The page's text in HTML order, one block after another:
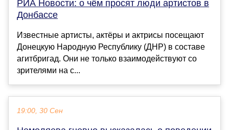
РИА Новости: о чём просят люди артистов в
Донбассе
Известные артисты, актёры и актрисы посещают
Донецкую Народную Республику (ДНР) в составе
агитбригад. Они не только взаимодействуют со
зрителями на с...
19:00, 30 Сен